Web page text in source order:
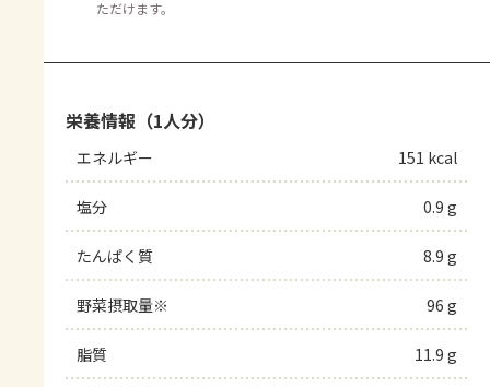
ただけます。
栄養情報（1人分）
エネルギー 151 kcal
塩分 0.9 g
たんぱく質 8.9 g
野菜摂取量※ 96 g
脂質 11.9 g